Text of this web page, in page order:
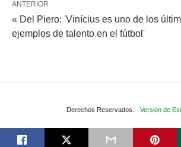
ANTERIOR
« Del Piero: 'Vinícius es uno de los
ejemplos de talento en el fútbol'
Derechos Reservados. Versión de